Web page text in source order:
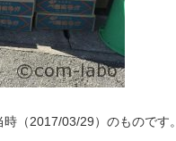
（2017/03/29）のものです。